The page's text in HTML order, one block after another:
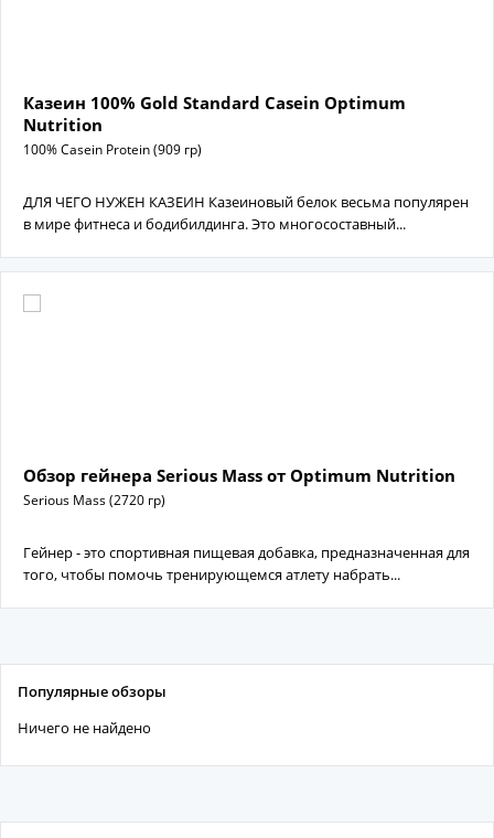
Казеин 100% Gold Standard Casein Optimum
Nutrition
100% Casein Protein (909 гр)
ДЛЯ ЧЕГО НУЖЕН КАЗЕИН Казеиновый белок весьма популярен
в мире фитнеса и бодибилдинга. Это многосоставный...
Обзор гейнера Serious Mass от Optimum Nutrition
Serious Mass (2720 гр)
Гейнер - это спортивная пищевая добавка, предназначенная для
того, чтобы помочь тренирующемся атлету набрать...
Популярные обзоры
Ничего не найдено